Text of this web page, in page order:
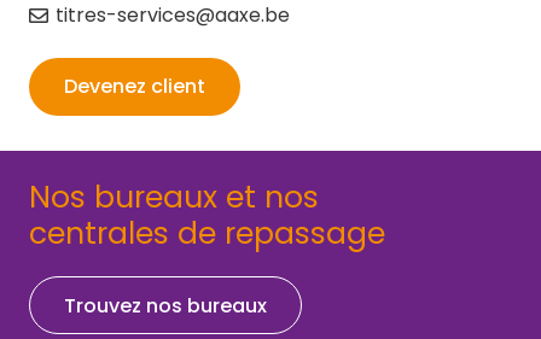
titres-services@aaxe.be
Devenez client
Nos bureaux et nos
centrales de repassage
Trouvez nos bureaux